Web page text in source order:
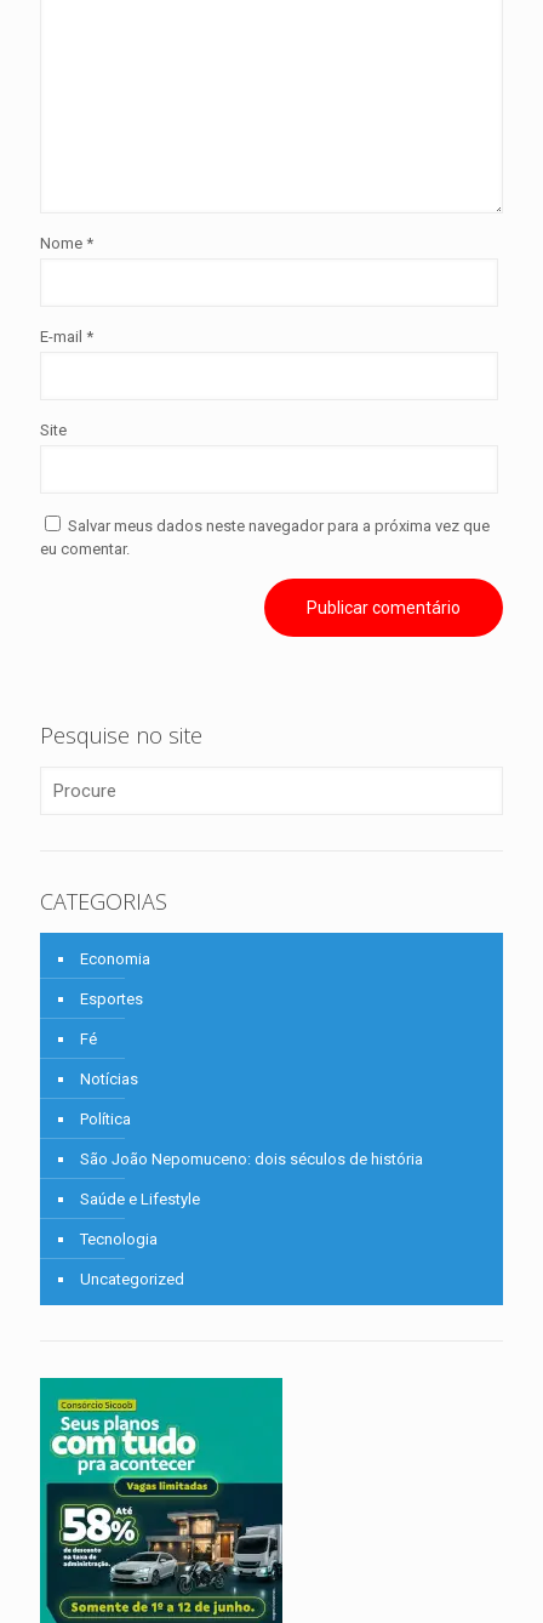
Nome *
E-mail *
Site
Salvar meus dados neste navegador para a próxima vez que
eu comentar.
Pesquise no site
CATEGORIAS
Economia
Esportes
Fé
Notícias
Política
São João Nepomuceno: dois séculos de história
Saúde e Lifestyle
Tecnologia
Uncategorized